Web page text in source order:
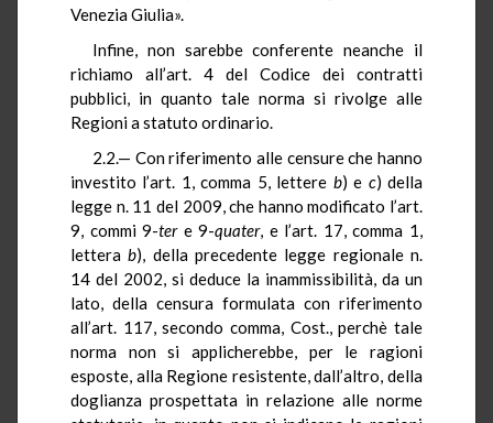
Venezia Giulia».
Infine, non sarebbe conferente neanche il
richiamo all’art. 4 del Codice dei contratti
pubblici, in quanto tale norma si rivolge alle
Regioni a statuto ordinario.
2.2.— Con riferimento alle censure che hanno
investito l’art. 1, comma 5, lettere b) e c) della
legge n. 11 del 2009, che hanno modificato l’art.
9, commi 9-tere 9-quater, e l’art. 17, comma 1,
letterab), della precedente legge regionale n.
14 del 2002, si deduce la inammissibilità, da un
lato, della censura formulata con riferimento
all’art. 117, secondo comma, Cost., perchè tale
norma non si applicherebbe, per le ragioni
esposte, alla Regione resistente, dall’altro, della
doglianza prospettata in relazione alle norme